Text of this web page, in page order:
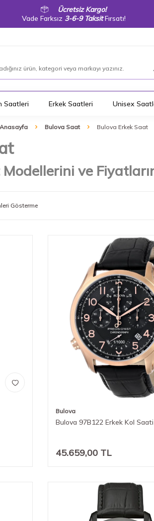
Ücretsiz Kargo!
Vade Farksız 3-6-9 TaksitFırsatı!
Saatleri Erkek Saatleri Unisex
Anasayfa Bulova Saat Bulova Erkek Saat
ve
Gösterme
Bulova
Bulova 97B122 Erkek Kol Saati
45.659,00 TL